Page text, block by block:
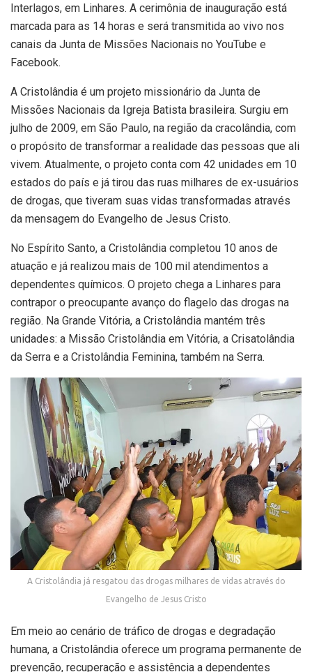
Interlagos, em Linhares. A cerimônia de inauguração está
marcada para as 14 horas e será transmitida ao vivo nos
canais da Junta de Missões Nacionais no YouTube e
Facebook.
A Cristolândia é um projeto missionário da Junta de
Missões Nacionais da Igreja Batista brasileira. Surgiu em
julho de 2009, em São Paulo, na região da cracolândia, com
o propósito de transformar a realidade das pessoas que ali
vivem. Atualmente, o projeto conta com 42 unidades em 10
estados do país e já tirou das ruas milhares de ex-usuários
de drogas, que tiveram suas vidas transformadas através
da mensagem do Evangelho de Jesus Cristo.
No Espírito Santo, a Cristolândia completou 10 anos de
atuação e já realizou mais de 100 mil atendimentos a
dependentes químicos. O projeto chega a Linhares para
contrapor o preocupante avanço do flagelo das drogas na
região. Na Grande Vitória, a Cristolândia mantém três
unidades: a Missão Cristolândia em Vitória, a Crisatolândia
da Serra e a Cristolândia Feminina, também na Serra.
A Cristolândia já resgatou das drogas milhares de vidas através do
Evangelho de Jesus Cristo
Em meio ao cenário de tráfico de drogas e degradação
humana, a Cristolândia oferece um programa permanente de
prevenção, recuperação e assistência a dependentes